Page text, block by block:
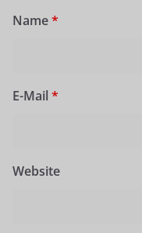
Name*
E-Mail *
Website